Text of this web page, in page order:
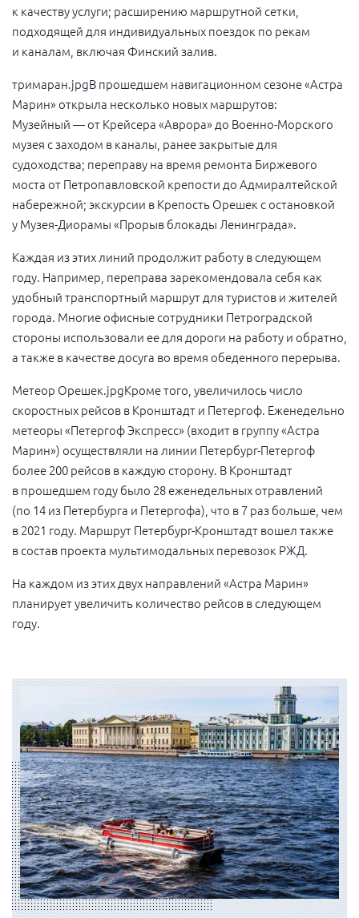
к качеству услуги; расширению маршрутной сетки,
подходящей для индивидуальных поездок по рекам
и каналам, включая Финский залив.
тримаран.jpgВ прошедшем навигационном сезоне «Астра
Марин» открыла несколько новых маршрутов:
Музейный — от Крейсера «Аврора» до Военно-Морского
музея с заходом в каналы, ранее закрытые для
судоходства; переправу на время ремонта Биржевого
моста от Петропавловской крепости до Адмиралтейской
набережной; экскурсии в Крепость Орешек с остановкой
у Музея-Диорамы «Прорыв блокады Ленинграда».
Каждая из этих линий продолжит работу в следующем
году. Например, переправа зарекомендовала себя как
удобный транспортный маршрут для туристов и жителей
города. Многие офисные сотрудники Петроградской
стороны использовали ее для дороги на работу и обратно,
а также в качестве досуга во время обеденного перерыва.
Метеор Орешек.jpgКроме того, увеличилось число
скоростных рейсов в Кронштадт и Петергоф. Еженедельно
метеоры «Петергоф Экспресс» (входит в группу «Астра
Марин») осуществляли на линии Петербург-Петергоф
более 200 рейсов в каждую сторону. В Кронштадт
в прошедшем году было 28 еженедельных отравлений
(по 14 из Петербурга и Петергофа), что в 7 раз больше, чем
в 2021 году. Маршрут Петербург-Кронштадт вошел также
в состав проекта мультимодальных перевозок РЖД.
На каждом из этих двух направлений «Астра Марин»
планирует увеличить количество рейсов в следующем
году.
ФОТОГАЛЕРЕЯ